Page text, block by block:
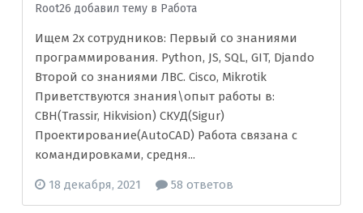
Root26 добавил тему в Рaбoта
Ищем 2х сотрудников: Первый со знаниями
программирования. Python, JS, SQL, GIT, Djando
Второй со знаниями ЛВС. Cisco, Mikrotik
Приветствуются знания\опыт работы в:
СВН(Trassir, Hikvision) СКУД(Sigur)
Проектирование(AutoCAD) Работа связана с
командировками, средня...
18 декабря, 2021 58 ответов